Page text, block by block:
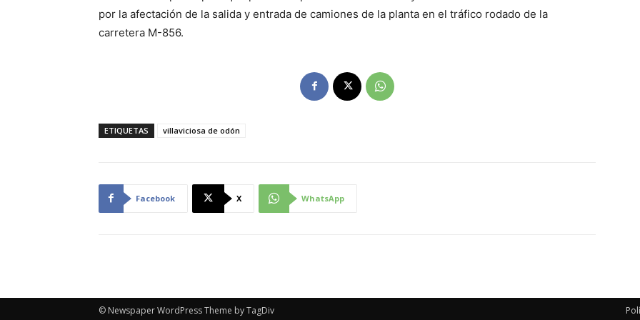
por la afectación de la salida y entrada de camiones de la planta en el tráfico rodado de la
carretera M-856.
ETIQUETAS villaviciosa de odón
Facebook X WhatsApp
© Newspaper WordPress Theme by TagDiv